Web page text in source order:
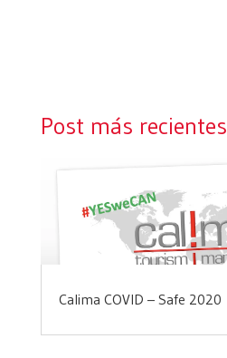
Post más recientes
Calima COVID – Safe 2020